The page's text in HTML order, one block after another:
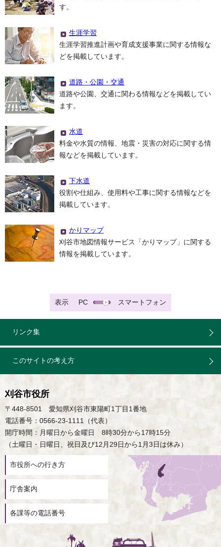
す。
生涯学習
生涯学習推進計画や育成支援事業に関する情報な
どを掲載しています。
道路・公園・交通
道路や公園、交通に関わる情報などを掲載してい
ます。
水道
料金や水質の情報、地震・災害の対応に関する情
報などを掲載しています。
下水道
役割や仕組み、使用料や工事に関する情報などを
掲載しています。
かりマップ
刈谷市地図情報サービス「かりマップ」に関する
情報を掲載しています。
表示 PC スマートフォン
リンク集
このサイトの考え方
刈谷市役所
〒448-8501 愛知県刈谷市東陽町1丁目1番地
電話番号：0566-23-1111（代表）
開庁時間：月曜日から金曜日 8時30分から17時15分
（土曜日・日曜日、祝日及び12月29日から1月3日は休み）
市役所への行き方
庁舎案内
各課等の電話番号